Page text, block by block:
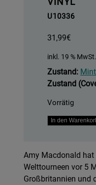
U10336
31,99€
inkl. 19 % MwSt.
Zustand:
Zustand
Vorrätig
Is
You've
Been
Waiting
In den
Amy Macdonald hat
Welttourneen vor 5
Großbritannien und